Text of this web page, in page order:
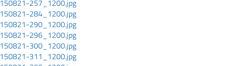
150821-257_1200.jpg
150821-284_1200.jpg
150821-290_1200.jpg
150821-296_1200.jpg
150821-300_1200.jpg
150821-311_1200.jpg